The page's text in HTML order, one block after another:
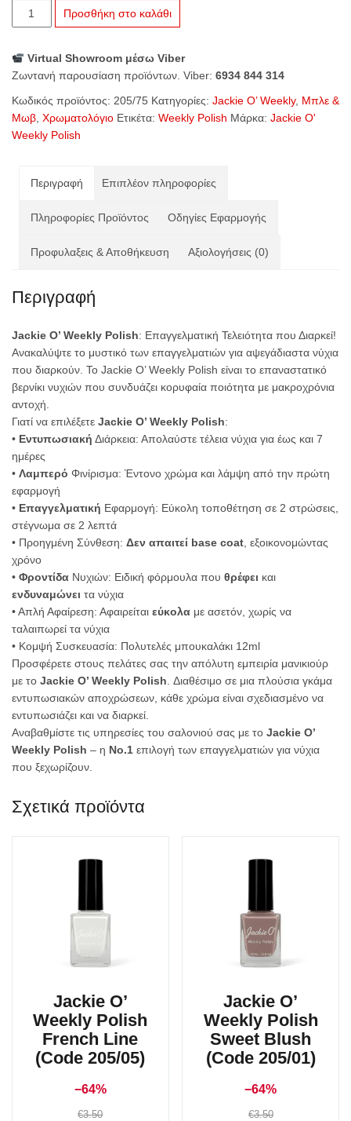
€3.50.είναι:
€1.25.
Jackie
O’
Polish
Orchid
205/75)
ποσότητα
Προσθήκη στο καλάθι
Virtual Showroom μέσω Viber
Ζωντανή παρουσίαση προϊόντων. Viber: 6934 844 314
Κωδικός προϊόντος: 205/75 Κατηγορίες: Jackie O’ Weekly, Μπλε &
Μωβ Χρωματολόγιο Ετικέτα: Weekly Polish Μάρκα: Jackie O'
Weekly Polish
Περιγραφή Επιπλέον πληροφορίες
Πληροφορίες Προϊόντος Οδηγίες Εφαρμογής
Προφυλαξεις & Αποθήκευση Αξιολογήσεις (0)
Περιγραφή
Jackie O’ Weekly Polish: Επαγγελματική Τελειότητα που Διαρκεί!
Ανακαλύψτε το μυστικό των επαγγελματιών για αψεγάδιαστα νύχια
που διαρκούν. Το Jackie O’ Weekly Polish είναι το επαναστατικό
βερνίκι νυχιών που συνδυάζει κορυφαία ποιότητα με μακροχρόνια
αντοχή.
Γιατί να επιλέξετε Jackie O’ Weekly Polish:
• Εντυπωσιακή Διάρκεια: Απολαύστε τέλεια νύχια για έως και 7
ημέρες
• Λαμπερό Φινίρισμα: Έντονο χρώμα και λάμψη από την πρώτη
εφαρμογή
• Επαγγελματική Εφαρμογή: Εύκολη τοποθέτηση σε 2 στρώσεις,
στέγνωμα σε 2 λεπτά
• Προηγμένη Σύνθεση: Δεν απαιτεί base coat , εξοικονομώντας
χρόνο
• Φροντίδα Νυχιών: Ειδική φόρμουλα που θρέφει και
ενδυναμώνει τα νύχια
• Απλή Αφαίρεση: Αφαιρείται εύκολα με ασετόν, χωρίς να
ταλαιπωρεί τα νύχια
• Κομψή Συσκευασία: Πολυτελές μπουκαλάκι 12ml
Προσφέρετε στους πελάτες σας την απόλυτη εμπειρία μανικιούρ
με το Jackie O’ Weekly Polish . Διαθέσιμο σε μια πλούσια γκάμα
εντυπωσιακών αποχρώσεων, κάθε χρώμα είναι σχεδιασμένο να
εντυπωσιάζει και να διαρκεί.
Αναβαθμίστε τις υπηρεσίες του σαλονιού σας με το Jackie O’
Weekly Polish – η Νο.1 επιλογή των επαγγελματιών για νύχια
που ξεχωρίζουν.
Σχετικά προϊόντα
Jackie O’
Weekly Polish
French Line
(Code 205/05)
−64%
€3.50
Jackie O’
Weekly Polish
Sweet Blush
(Code 205/01)
−64%
€3.50